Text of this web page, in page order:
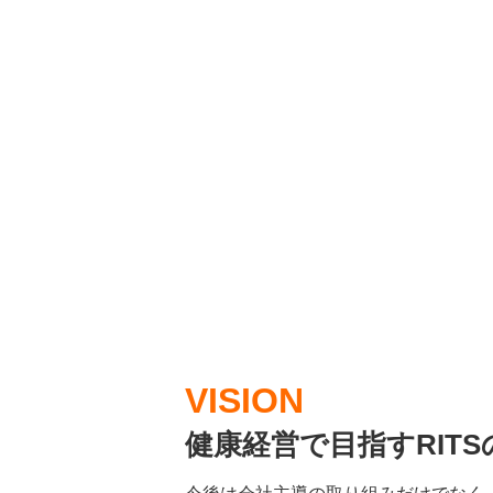
VISION
健康経営で目指すRITS